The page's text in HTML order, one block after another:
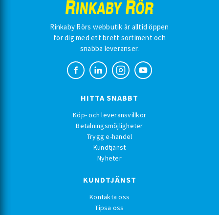
Rinkaby Rörs webbutik är alltid öppen
för dig med ett brett sortiment och
snabba leveranser.
HITTA SNABBT
Köp- och leveransvillkor
Betalningsmöjligheter
Trygg e-handel
Kundtjänst
Nyheter
KUNDTJÄNST
Kontakta oss
Tipsa oss